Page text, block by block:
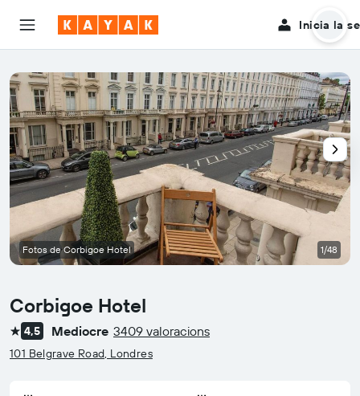
Inicia la
Corbigoe Hotel
1 estrella
4,5 Mediocre 3409 valoracions
101 Belgrave Road, Londres
Fotos de Corbigoe Hotel 1/48